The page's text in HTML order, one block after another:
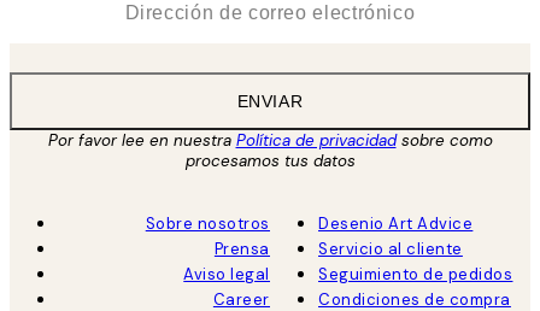
ENVIAR
Por favor lee en nuestra Política de privacidadsobre como
procesamos tus datos
Sobre nosotros
Prensa
Aviso legal
Career
Desenio Art Advice
Servicio al cliente
Seguimiento de pedidos
Condiciones de compra